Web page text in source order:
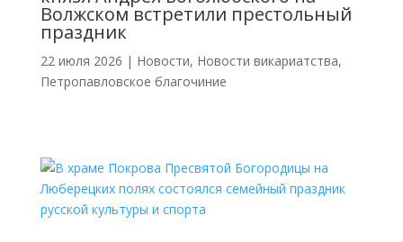
Волжском встретили престольный
праздник
22 июля 2026 | Новости, Новости викариатства,
Петропавловское благочиние